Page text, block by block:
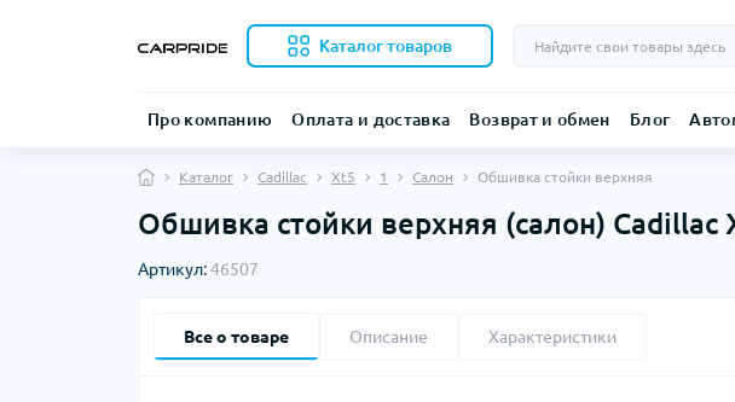
Каталог товаров
Про компанию Оплата и доставка Возврат и обмен Блог
Каталог Cadillac Xt5 1 Салон Обшивка стойки верхняя
Обшивка стойки верхняя (салон) Cadillac
Артикул:46507
Все о товаре Описание Характеристики